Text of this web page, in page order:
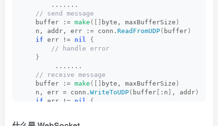
        .......
// send message
    buffer :=
make ([] byte, maxBufferSize )
    n, addr, err := conn.
ReadFromUDP( buffer)
if err != nil
{
// handle error
}
         .......
// receive message
    buffer :=
make ([] byte, maxBufferSize )
    n, err = conn.
WriteToUDP( buffer [ :n ] , addr)
if err != nil
{